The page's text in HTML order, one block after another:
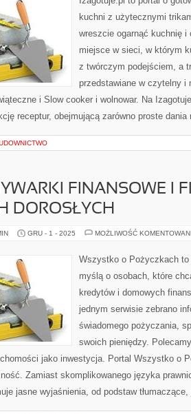
kuchni z użytecznymi
wreszcie ogarnąć kuchnię i
miejsce w sieci, w którym
z twórczym podejściem, a
przedstawiane w czytelny i
i Slow cooker i wolnowar. Na
receptur, obejmującą zarówno proste
FINANSOWE I
DOROSŁYCH
GRU - 1 - 2025 MOŻLIWOŚĆ
Wszystko o Pożyczkach to
myślą o osobach, które
kredytów i domowych
jednym serwisie zebrano
świadomego pożyczania,
swoich pieniędzy.
jako inwestycja. Portal Wszystko o
Zamiast skomplikowanego języka
jasne wyjaśnienia, od podstaw